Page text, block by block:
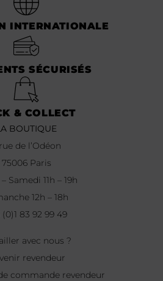
INTERNATIONALE
SÉCURISÉS
& COLLECT
BOUTIQUE
de l’Odéon
75006 Paris
Samedi 11h – 19h
12h – 18h
(0)1 83 92 99 49
avec nous ?
revendeur
commande revendeur